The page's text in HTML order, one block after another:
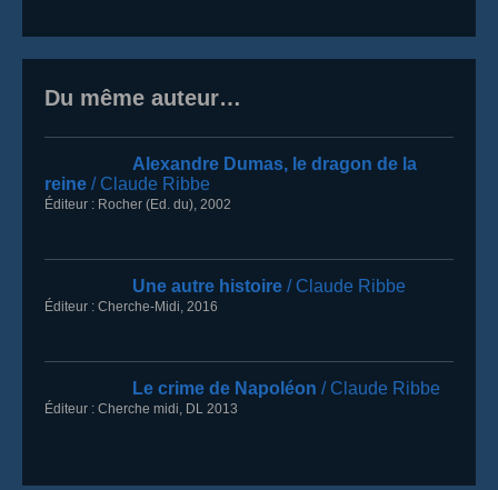
Du même auteur…
Alexandre Dumas, le dragon de la
reine / Claude Ribbe
Éditeur : Rocher (Ed. du), 2002
Une autre histoire / Claude Ribbe
Éditeur : Cherche-Midi, 2016
Le crime de Napoléon / Claude Ribbe
Éditeur : Cherche midi, DL 2013